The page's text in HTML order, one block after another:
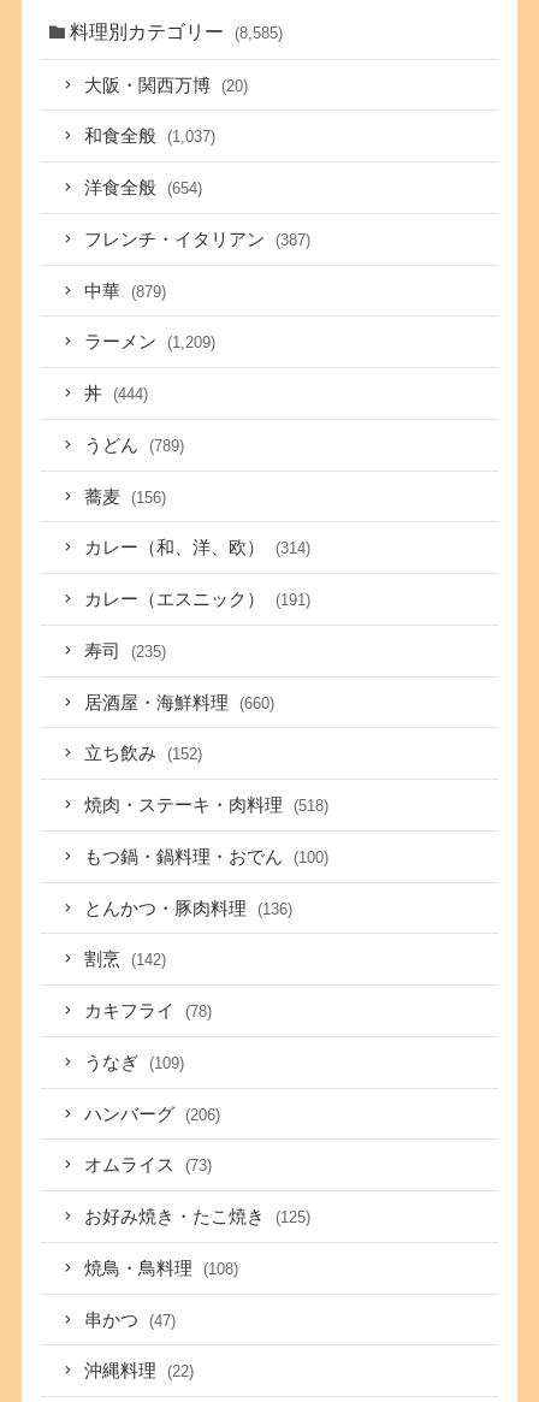
料理別カテゴリー (8,585)
大阪・関西万博 (20)
和食全般 (1,037)
洋食全般 (654)
フレンチ・イタリアン (387)
中華 (879)
ラーメン (1,209)
丼 (444)
うどん (789)
蕎麦 (156)
カレー（和、洋、欧） (314)
カレー（エスニック） (191)
寿司 (235)
居酒屋・海鮮料理 (660)
立ち飲み (152)
焼肉・ステーキ・肉料理 (518)
もつ鍋・鍋料理・おでん (100)
とんかつ・豚肉料理 (136)
割烹 (142)
カキフライ (78)
うなぎ (109)
ハンバーグ (206)
オムライス (73)
お好み焼き・たこ焼き (125)
焼鳥・鳥料理 (108)
串かつ (47)
沖縄料理 (22)